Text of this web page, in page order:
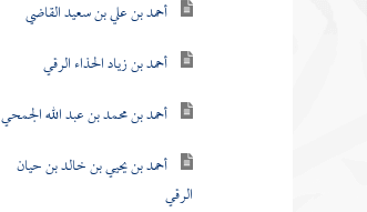
أحمد بن علي بن سعيد القاضي
أحمد بن زياد الحذاء الرقي
أحمد بن محمد بن عبد الله الجمحي
أحمد بن يحيي بن خالد بن حيان
الرقي